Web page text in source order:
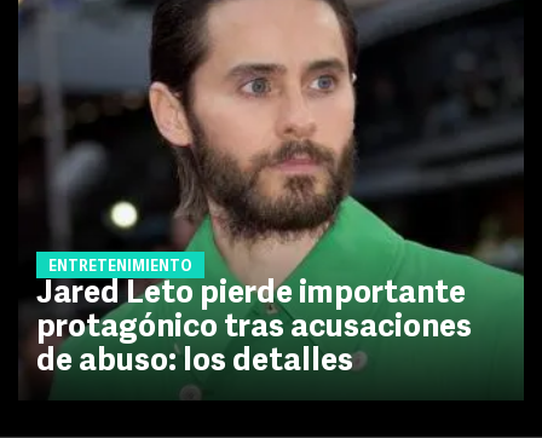
ENTRETENIMIENTO
Jared Leto pierde importante
protagónico tras acusaciones
de abuso: los detalles